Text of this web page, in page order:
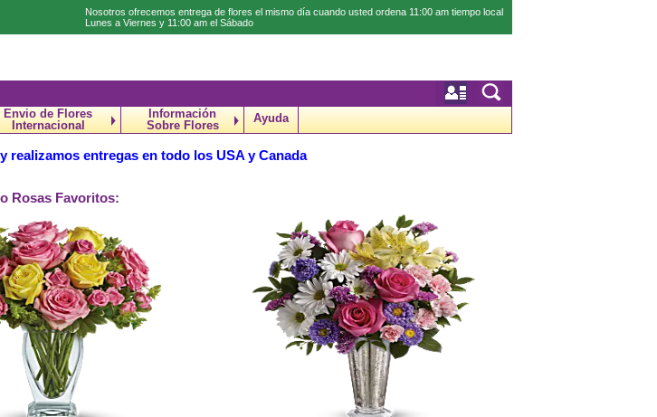
Nosotros ofrecemos entrega de flores el mismo día cuando usted ordena 11:00 am tiempo local
Lunes a Viernes y 11:00 am el Sábado
Envio de Flores
Internacional
Información
Sobre Flores
Ayuda
realizamos entregas en todo los USA y Canada
Rosas Favoritos: